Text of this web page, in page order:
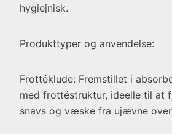
hygiejnisk.
Produkttyper og anvendelse:
Frottéklude: Fremstillet i
med frottéstruktur, ideelle til at
snavs og væske fra ujævne